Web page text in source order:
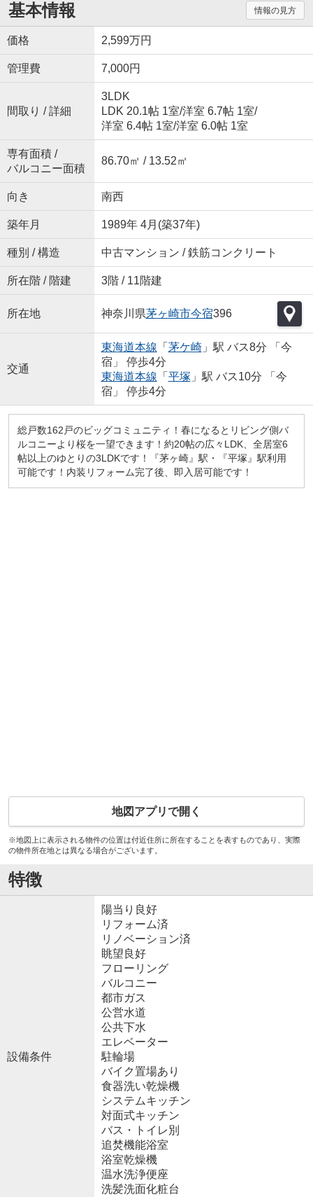
基本情報 情報の見方
価格 2,599万円
管理費 7,000円
間取り / 詳細
3LDK
LDK 20.1帖 1室/洋室 6.7帖 1室/
洋室 6.4帖 1室/洋室 6.0帖 1室
専有面積 /
バルコニー面積
86.70㎡ / 13.52㎡
向き 南西
築年月 1989年 4月(築37年)
種別 / 構造 中古マンション / 鉄筋コンクリート
所在階 / 階建 3階 / 11階建
所在地 神奈川県茅ヶ崎市今宿396
交通
東海道本線 「 茅ケ崎」駅 バス8分 「今
宿」 停歩4分
東海道本線 「 平塚 」駅 バス10分 「今
宿」 停歩4分
総戸数162戸のビッグコミュニティ！春になるとリビング側バ
ルコニーより桜を一望できます！約20帖の広々LDK、全居室6
帖以上のゆとりの3LDKです！『茅ヶ崎』駅・『平塚』駅利用
可能です！内装リフォーム完了後、即入居可能です！
地図アプリで開く
※地図上に表示される物件の位置は付近住所に所在することを表すものであり、実際
の物件所在地とは異なる場合がございます。
特徴
設備条件
陽当り良好
リフォーム済
リノベーション済
眺望良好
フローリング
バルコニー
都市ガス
公営水道
公共下水
エレベーター
駐輪場
バイク置場あり
食器洗い乾燥機
システムキッチン
対面式キッチン
バス・トイレ別
追焚機能浴室
浴室乾燥機
温水洗浄便座
洗髪洗面化粧台